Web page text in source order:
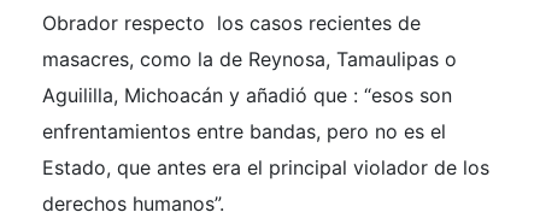
Obrador respecto los casos recientes de
masacres, como la de Reynosa, Tamaulipas o
Aguililla, Michoacán y añadió que : “esos son
enfrentamientos entre bandas, pero no es el
Estado, que antes era el principal violador de los
derechos humanos”.